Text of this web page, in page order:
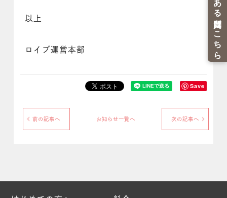
以上
ロイブ運営本部
Save
前の記事へ お知らせ一覧へ 次の記事へ